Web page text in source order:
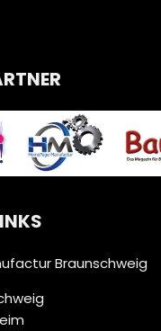
Braunschweig